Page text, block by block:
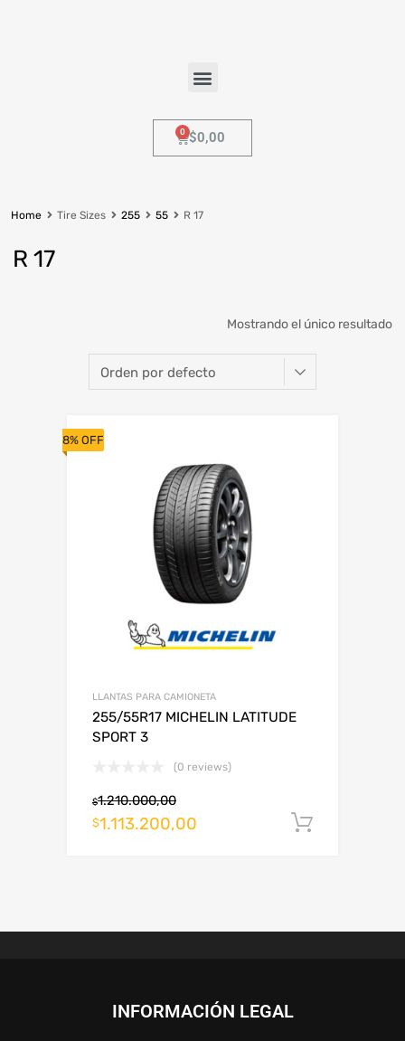
$0,00
Home Tire Sizes 255 55 R 17
R 17
Mostrando el único resultado
8% OFF
LLANTAS PARA CAMIONETA
255/55R17 MICHELIN LATITUDE
SPORT 3
(0 reviews)
$1.210.000,00
$1.113.200,00
INFORMACIÓN LEGAL